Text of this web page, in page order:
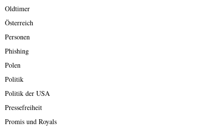
Oldtimer
Österreich
Personen
Phishing
Polen
Politik
Politik der USA
Pressefreiheit
Promis und Royals